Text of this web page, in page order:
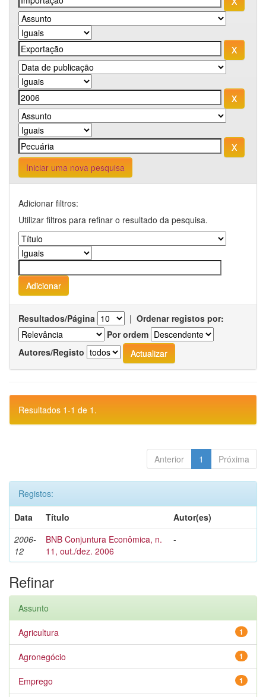
Iniciar uma nova pesquisa
Adicionar filtros:
Utilizar filtros para refinar o resultado da pesquisa.
Resultados/Página | Ordenar registos por:
Por ordem
Autores/Registo
Resultados 1-1 de 1.
Anterior 1 Próxima
Registos:
Data
Título
Autor(es)
2006-
12
BNB Conjuntura Econômica, n.
11, out./dez. 2006
-
Refinar
Assunto
1
Agricultura
1
Agronegócio
1
Emprego